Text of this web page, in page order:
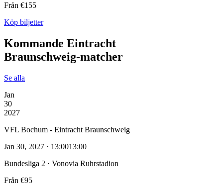
Från €155
Köp biljetter
Kommande Eintracht
Braunschweig‑matcher
Se alla
Jan
30
2027
VFL Bochum - Eintracht Braunschweig
Jan 30, 2027 · 13:0013:00
Bundesliga 2 · Vonovia Ruhrstadion
Från €95